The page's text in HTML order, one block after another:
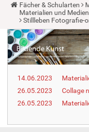
Y
o
u
a
r
e
h
e
r
:
Fächer & Schularten
Materialien und Medien
Stillleben Fotografie-
14.06.2023
26.05.2023
Collage
26.05.2023